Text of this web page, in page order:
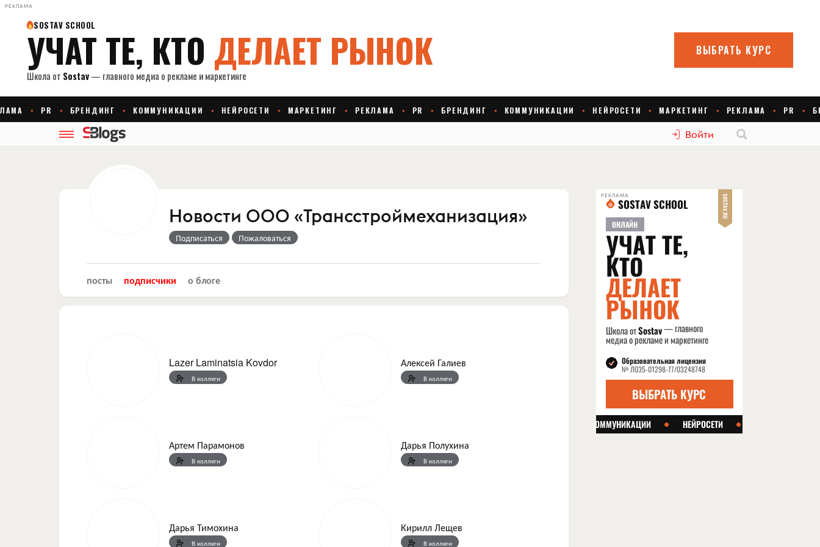
РЕКЛАМА
Войти
Новости ООО «Трансстроймеханизация»
Подписаться Пожаловаться
посты подписчики о блоге
Lazer Laminatsia Kovdor
В коллеги
Алексей Галиев
В коллеги
Артем Парамонов
В коллеги
Дарья Полухина
В коллеги
Дарья Тимохина
В коллеги
Кирилл Лещев
В коллеги
РЕКЛАМА